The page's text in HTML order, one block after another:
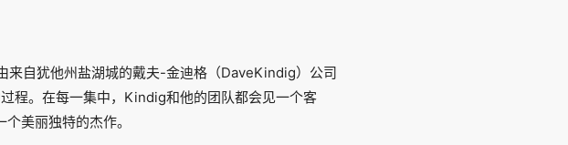
来自犹他州盐湖城的戴夫-金迪格（DaveKindig）公司
程。在每一集中，Kindig和他的团队都会见一个客
美丽独特的杰作。